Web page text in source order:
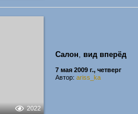
2022
Салон, вид вперёд
7 мая 2009 г., четверг
Автор: ariss_ka